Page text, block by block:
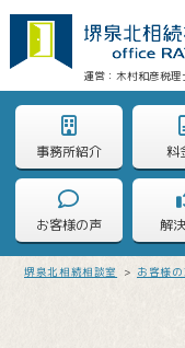
木村和彦税理
事務所紹介 料
お客様の声 解
堺泉北相続相談室 > お客様の